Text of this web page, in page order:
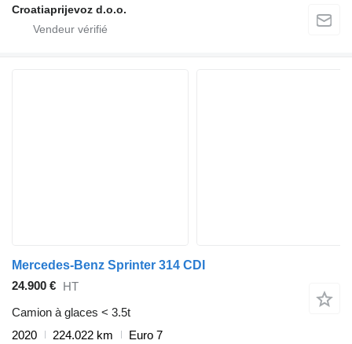
Croatiaprijevoz d.o.o.
Mercedes-Benz Sprinter 314 CDI
24.900 € HT
Camion à glaces < 3.5t
2020
224.022 km
Euro 7